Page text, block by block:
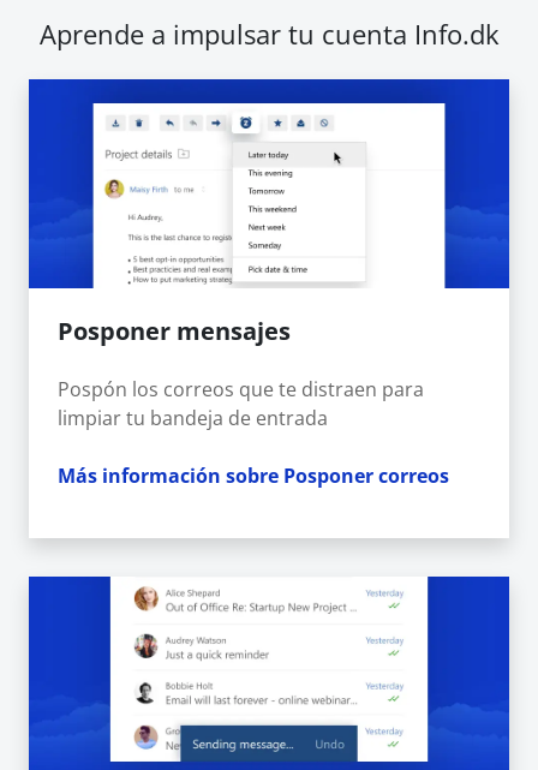
Aprende a impulsar tu cuenta Info.dk
Posponer mensajes
Pospón los correos que te distraen para
limpiar tu bandeja de entrada
Más información sobre Posponer correos